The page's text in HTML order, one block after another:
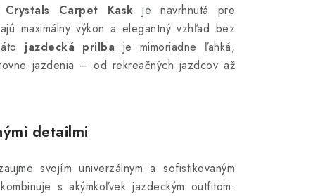
Carpet Kask je navrhnutá pre
maximálny výkon a elegantný vzhľad bez
jazdecká prilba je mimoriadne ľahká,
jazdenia – od rekreačných jazdcov až
detailmi
svojím univerzálnym a sofistikovaným
s akýmkoľvek jazdeckým outfitom.